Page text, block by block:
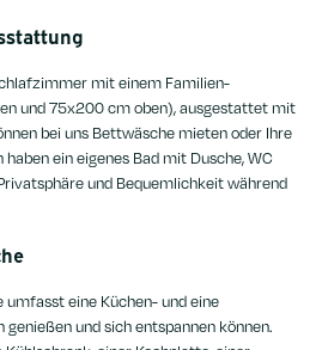
mit einem Familien-
und 75x200 cm oben), ausgestattet mit
bei uns Bettwäsche mieten oder Ihre
ein eigenes Bad mit Dusche, WC
und Bequemlichkeit während
eine Küchen- und eine
und sich entspannen können.